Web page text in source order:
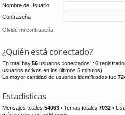
Nombre de Usuario:
Contraseña:
Olvidé mi contraseña
¿Quién está conectado?
En total hay 56 usuarios conectados :: 6
usuarios activos en los últimos 5 minutos)
La mayor cantidad de usuarios identificados fue
Estadísticas
Mensajes totales 54063 • Temas totales 7032 •